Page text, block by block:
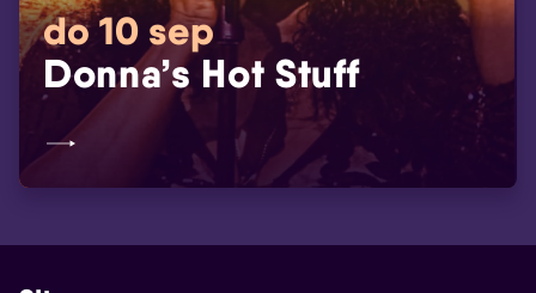
do 10 sep
Donna’s Hot Stuff